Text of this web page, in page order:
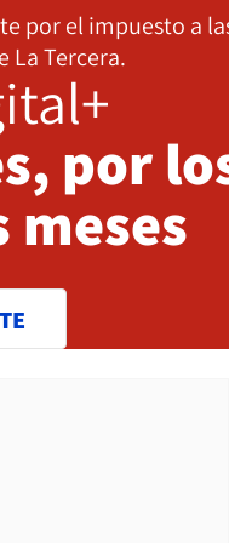
por el impuesto a
La Tercera.
por